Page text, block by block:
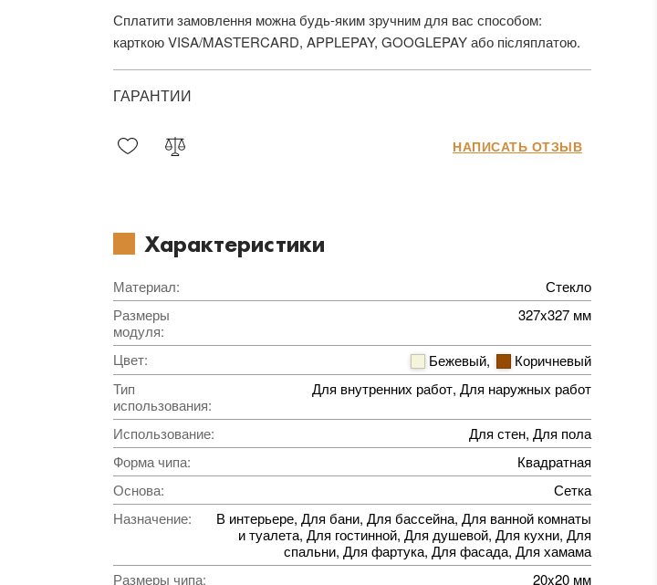
Сплатити замовлення можна будь-яким зручним для вас способом:
карткою VISA/MASTERCARD, APPLEPAY, GOOGLEPAY або післяплатою.
ГАРАНТИИ
НАПИСАТЬ ОТЗЫВ
Характеристики
Материал:
Стекло
Размеры
модуля:
327x327 мм
Цвет: Бежевый,
Коричневый
Тип
использования:
Для внутренних работ, Для наружных работ
Использование:
Для стен, Для пола
Форма чипа:
Квадратная
Основа:
Сетка
Назначение:
В интерьере, Для бани, Для бассейна, Для ванной комнаты
и туалета, Для гостинной, Для душевой, Для кухни, Для
спальни, Для фартука, Для фасада, Для хамама
Размеры чипа:
20x20 мм